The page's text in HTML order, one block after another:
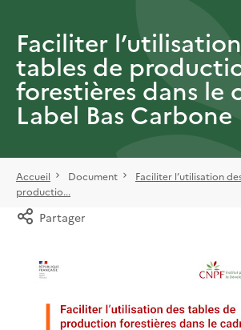
Faciliter
tables de
forestières dans le
Label Bas Carbone
Accueil Document
Faciliter l’utilisation
productio...
Partager